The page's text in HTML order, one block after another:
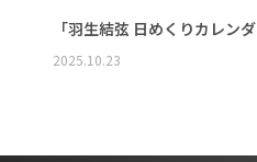
「羽生結弦 日めくりカレン
2025.10.23